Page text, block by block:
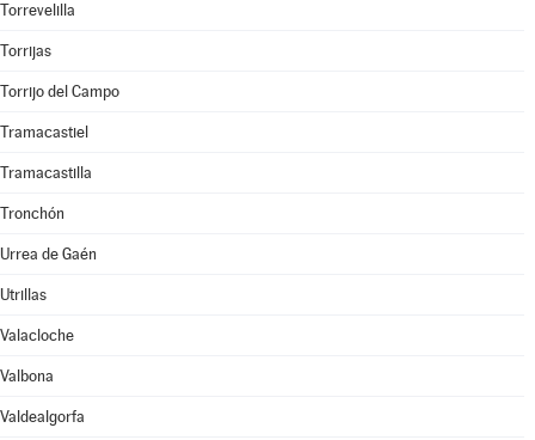
Torrevelilla
Torrijas
Torrijo del Campo
Tramacastiel
Tramacastilla
Tronchón
Urrea de Gaén
Utrillas
Valacloche
Valbona
Valdealgorfa